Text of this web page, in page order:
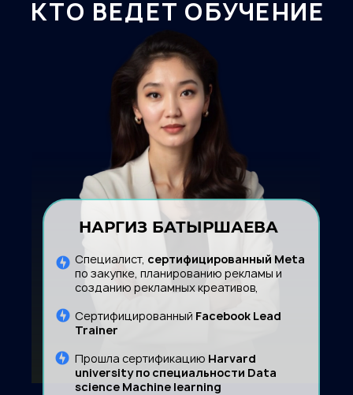
Специалист, сертифицированный Meta
по закупке, планированию рекламы и
созданию рекламных креативов,
Сертифицированный Facebook Lead
Trainer
Прошла сертификацию Harvard
university по специальности Data
science Machine learning
НАРГИЗ БАТЫРШАЕВА
КТО ВЕДЕТ ОБУЧЕНИЕ